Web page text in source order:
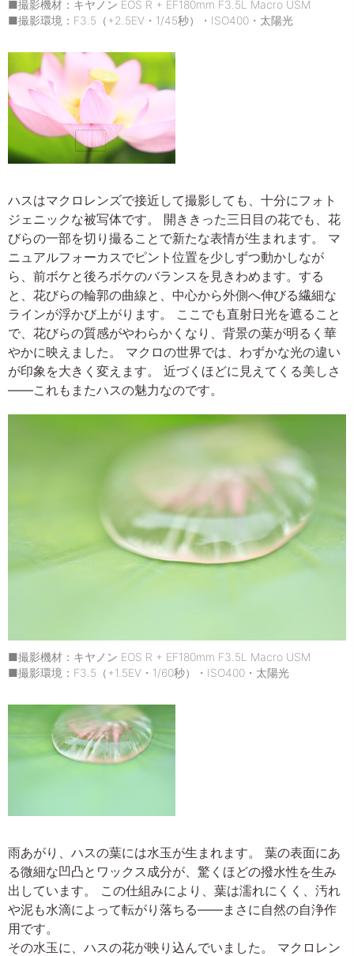
■撮影機材：キヤノン EOS R + EF180mm F3.5L Macro USM
■撮影環境：F3.5（+2.5EV・1/45秒）・ISO400・太陽光
ハスはマクロレンズで接近して撮影しても、十分にフォト
ジェニックな被写体です。 開ききった三日目の花でも、花
びらの一部を切り撮ることで新たな表情が生まれます。 マ
ニュアルフォーカスでピント位置を少しずつ動かしなが
ら、前ボケと後ろボケのバランスを見きわめます。する
と、花びらの輪郭の曲線と、中心から外側へ伸びる繊細な
ラインが浮かび上がります。 ここでも直射日光を遮ること
で、花びらの質感がやわらかくなり、背景の葉が明るく華
やかに映えました。 マクロの世界では、わずかな光の違い
が印象を大きく変えます。 近づくほどに見えてくる美しさ
――これもまたハスの魅力なのです。
■撮影機材：キヤノン EOS R + EF180mm F3.5L Macro USM
■撮影環境：F3.5（+1.5EV・1/60秒）・ISO400・太陽光
雨あがり、ハスの葉には水玉が生まれます。 葉の表面にあ
る微細な凹凸とワックス成分が、驚くほどの撥水性を生み
出しています。 この仕組みにより、葉は濡れにくく、汚れ
や泥も水滴によって転がり落ちる――まさに自然の自浄作
用です。
その水玉に、ハスの花が映り込んでいました。 マクロレン